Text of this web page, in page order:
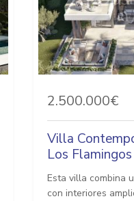
2.500.000€
Villa
Los Flamingos
Esta villa combina
con interiores